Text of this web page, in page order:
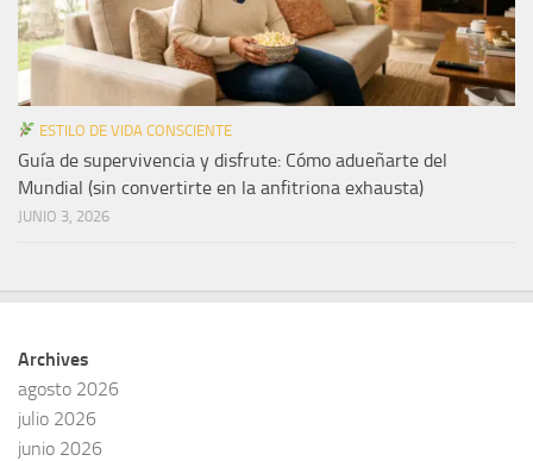
ESTILO DE VIDA CONSCIENTE
Guía de supervivencia y disfrute: Cómo adueñarte del
Mundial (sin convertirte en la anfitriona exhausta)
JUNIO 3, 2026
Archives
agosto 2026
julio 2026
junio 2026